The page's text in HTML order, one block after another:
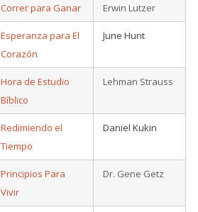
Correr para Ganar Erwin Lutzer
Esperanza para El
Corazón
June Hunt
Hora de Estudio
Bíblico
Lehman Strauss
Redimiendo el
Tiempo
Daniel Kukin
Principios Para
Vivir
Dr. Gene Getz